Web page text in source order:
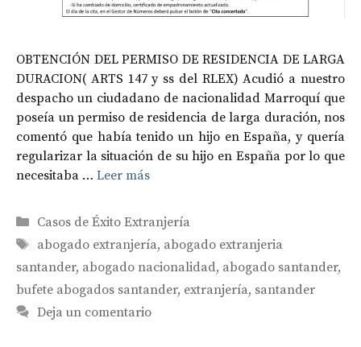
OBTENCIÓN DEL PERMISO DE RESIDENCIA DE LARGA
DURACION( ARTS 147 y ss del RLEX) Acudió a nuestro
despacho un ciudadano de nacionalidad Marroquí que
poseía un permiso de residencia de larga duración, nos
comentó que había tenido un hijo en España, y quería
regularizar la situación de su hijo en España por lo que
necesitaba … Leer más
Categorías
Casos de Éxito Extranjería
Etiquetas
abogado extranjería, abogado extranjeria
santander, abogado nacionalidad, abogado santander,
bufete abogados santander, extranjería, santander
Deja un comentario